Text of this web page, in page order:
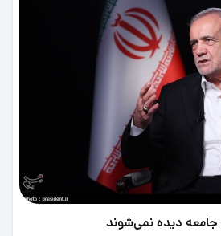
جامعه دیده نمی‌شوند